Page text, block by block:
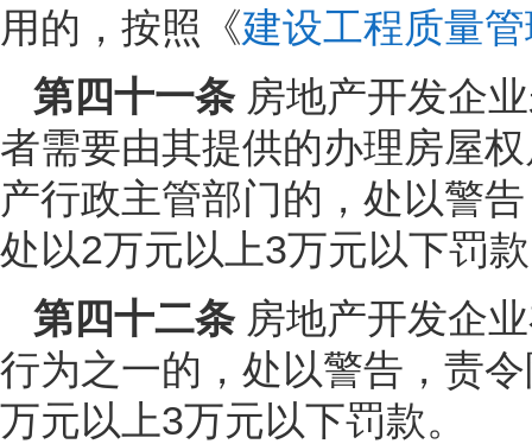
用的，按照《建设工程质量
第四十一条 房地产开发企
者需要由其提供的办理房屋
产行政主管部门的，处以警
处以2万元以上3万元以下罚
第四十二条 房地产开发企
行为之一的，处以警告，责
万元以上3万元以下罚款。